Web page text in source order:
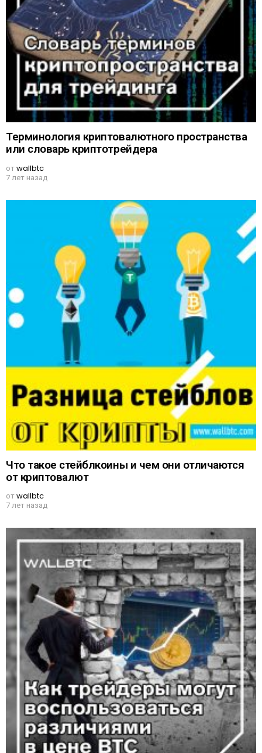
Терминология криптовалютного пространства
или словарь криптотрейдера
отwallbtc
7 лет назад
Что такое стейблкоины и чем они отличаются
от криптовалют
отwallbtc
7 лет назад